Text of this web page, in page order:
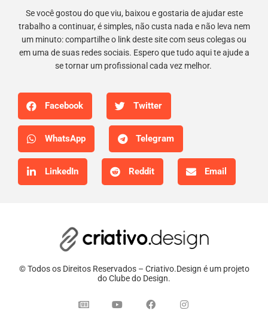
Se você gostou do que viu, baixou e gostaria de ajudar este
trabalho a continuar, é simples, não custa nada e não leva nem
um minuto: compartilhe o link deste site com seus colegas ou
em uma de suas redes sociais. Espero que tudo aqui te ajude a
se tornar um profissional cada vez melhor.
Facebook Twitter
WhatsApp Telegram
LinkedIn Reddit Email
© Todos os Direitos Reservados – Criativo.Design é um projeto
do Clube do Design.